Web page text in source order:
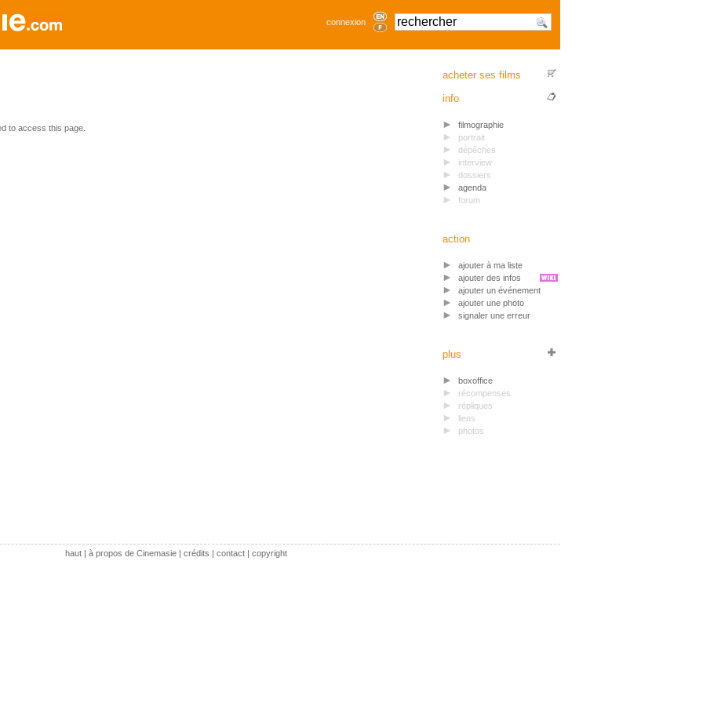
connexion
to access this page.
acheter ses films
info
filmographie
portrait
dépêches
interview
dossiers
agenda
forum
action
ajouter à ma liste
ajouter des infos
ajouter un événement
ajouter une photo
signaler une erreur
plus
boxoffice
récompenses
répliques
liens
photos
haut| à propos de Cinemasie| crédits | contact| copyright